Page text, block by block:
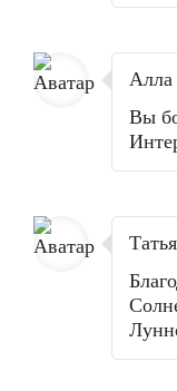
Алла
Вы